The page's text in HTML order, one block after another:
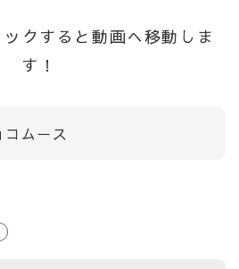
クすると動画へ移動しま
す！
コムース